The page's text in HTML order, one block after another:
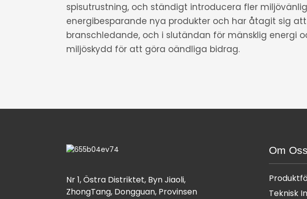
spisutrustning, och ständigt introducera fler
energibesparande nya produkter och har åtagit sig
branschledande, och i slutändan för mänsklig energi
miljöskydd för att göra oändliga bidrag.
Nr 1, Östra Distriktet, Byn Jiaoli,
ZhongTang, Dongguan, Provinsen
Om Oss
Teknisk